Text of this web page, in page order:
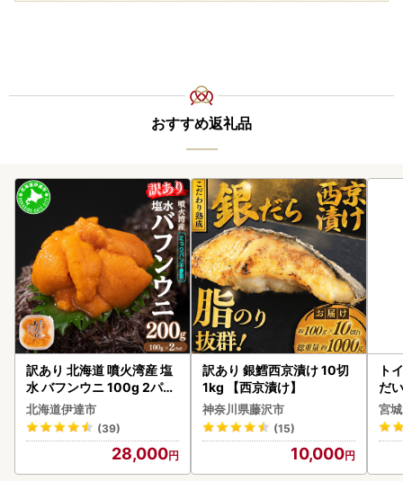
おすすめ返礼品
訳あり 北海道 噴火湾産 塩
水 バフンウニ 100g 2パッ
ク 計200g 《アフター保証
付き》うに ウニ 雲丹 海鮮
海の幸 魚介類 ウニ丼 お寿
司 濃厚 無添加 産地直送 お
取り寄せ 山村水産 送料無
北海道伊達市
(39)
28,000
訳あり 銀鱈西京漬け 10切
1kg 【西京漬け】
神奈川県藤沢市
(15)
10,000
ト
だ
6ロ
宮